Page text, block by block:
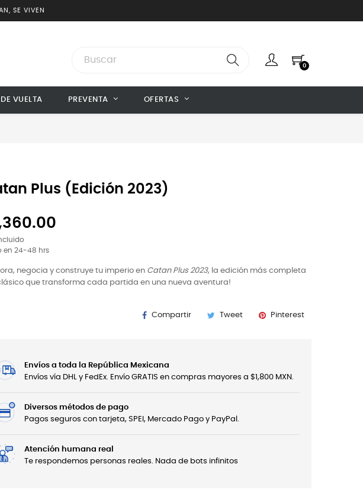
SE VIVEN
0
DE VUELTA PREVENTA OFERTAS
Plus (Edición 2023)
en 24-48 hrs
negocia y construye tu imperio en Catan Plus 2023, la edición más completa
que transforma cada partida en una nueva aventura!
Compartir Tweet Pinterest
Envíos a toda la República Mexicana
Envíos vía DHL y FedEx. Envío GRATIS en compras mayores a $1,800 MXN.
Diversos métodos de pago
Pagos seguros con tarjeta, SPEI, Mercado Pago y PayPal.
Atención humana real
Te respondemos personas reales. Nada de bots infinitos